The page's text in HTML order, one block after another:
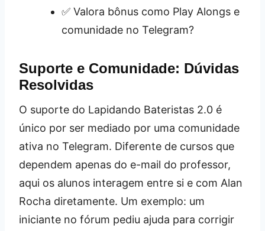
✅ Valora bônus como Play Alongs e
comunidade no Telegram?
Suporte e Comunidade: Dúvidas
Resolvidas
O suporte do Lapidando Bateristas 2.0 é
único por ser mediado por uma comunidade
ativa no Telegram. Diferente de cursos que
dependem apenas do e-mail do professor,
aqui os alunos interagem entre si e com Alan
Rocha diretamente. Um exemplo: um
iniciante no fórum pediu ajuda para corrigir